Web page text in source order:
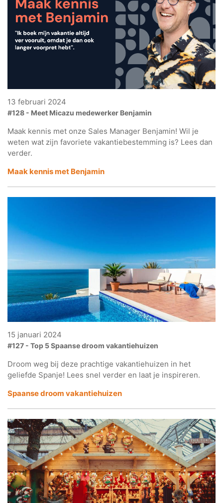
13 februari 2024
#128 - Meet Micazu medewerker Benjamin
Maak kennis met onze Sales Manager Benjamin! Wil je
weten wat zijn favoriete vakantiebestemming is? Lees dan
verder.
Maak kennis met Benjamin
15 januari 2024
#127 - Top 5 Spaanse droom vakantiehuizen
Droom weg bij deze prachtige vakantiehuizen in het
geliefde Spanje! Lees snel verder en laat je inspireren.
Spaanse droom vakantiehuizen